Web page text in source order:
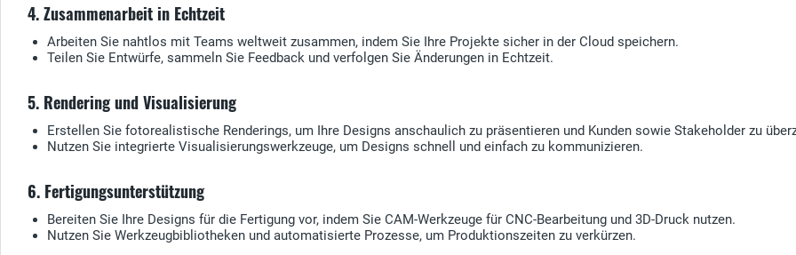
4. Zusammenarbeit in Echtzeit
Arbeiten Sie nahtlos mit Teams weltweit zusammen, indem Sie Ihre Projekte sicher in der Cloud speichern.
Teilen Sie Entwürfe, sammeln Sie Feedback und verfolgen Sie Änderungen in Echtzeit.
5. Rendering und Visualisierung
Erstellen Sie fotorealistische Renderings, um Ihre Designs anschaulich zu präsentieren und Kunden sowie Stakeholder zu
Nutzen Sie integrierte Visualisierungswerkzeuge, um Designs schnell und einfach zu kommunizieren.
6. Fertigungsunterstützung
Bereiten Sie Ihre Designs für die Fertigung vor, indem Sie CAM-Werkzeuge für CNC-Bearbeitung und 3D-Druck nutzen.
Nutzen Sie Werkzeugbibliotheken und automatisierte Prozesse, um Produktionszeiten zu verkürzen.